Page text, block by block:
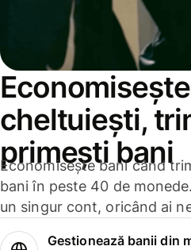
cheltuiești,
primești bani
Economisește bani când
bani în peste 40 de
un singur cont, oricând ai
Gestionează banii din